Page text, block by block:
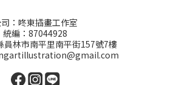
：咚東插畫工作室
統編：87044928
員林市南平里南平街157號7樓